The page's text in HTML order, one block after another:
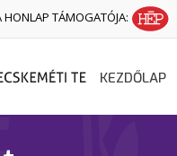
HONLAP TÁMOGATÓJA:
KEZDŐLAP